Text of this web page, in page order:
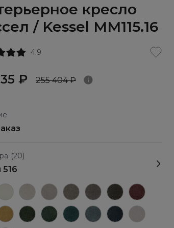
кресло
/ Kessel ММ115.16
4.9
₽ 255 404 ₽
(20)